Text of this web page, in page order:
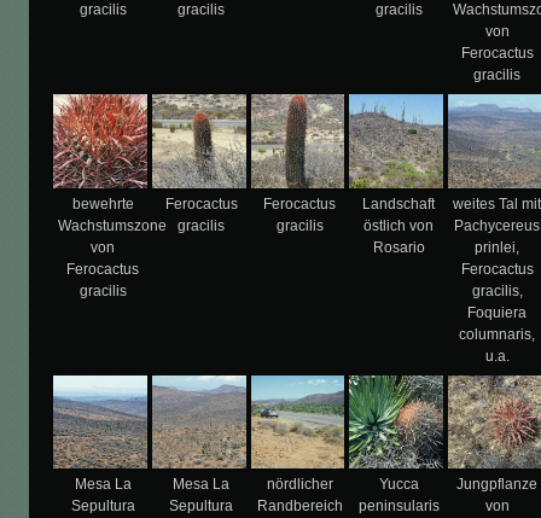
gracilis
gracilis
gracilis
von
Ferocactus
gracilis
bewehrte
Wachstumszone
von
Ferocactus
gracilis
Ferocactus
gracilis
Ferocactus
gracilis
Landschaft
östlich von
Rosario
weites Tal mit
Pachycereus
prinlei,
Ferocactus
gracilis,
Foquiera
columnaris,
u.a.
Mesa La
Sepultura
Mesa La
Sepultura
nördlicher
Randbereich
Yucca
peninsularis
Jungpflanze
von